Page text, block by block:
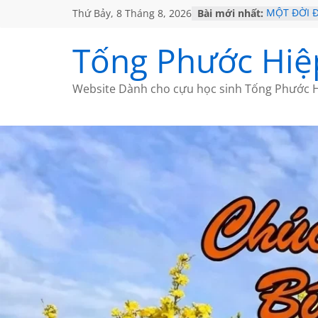
Thứ Bảy, 8 Tháng 8, 2026 Bài mới nhất: MỘT ĐỜI
CHÙM
GIÃ TỪ ĐÀ
HỌC SỬ
Tống Phước
Website Dành cho cựu học sinh Tống Phước